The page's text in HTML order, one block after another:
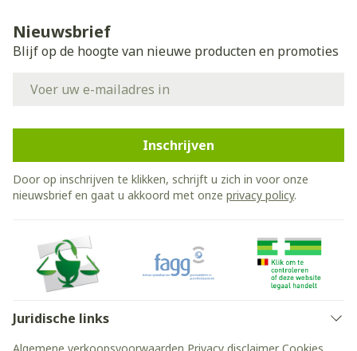
Nieuwsbrief
Blijf op de hoogte van nieuwe producten en promoties
Inschrijven
Door op inschrijven te klikken, schrijft u zich in voor onze
nieuwsbrief en gaat u akkoord met onze privacy policy.
Juridische links